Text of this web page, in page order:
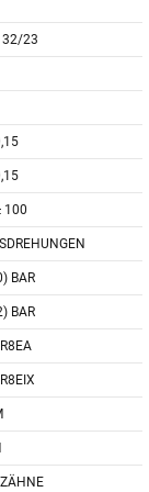
32/23
100
BAR
BAR